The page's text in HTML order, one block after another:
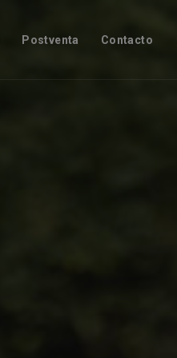
Postventa Contacto